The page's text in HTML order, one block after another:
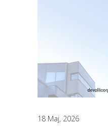
18 Maj, 2026